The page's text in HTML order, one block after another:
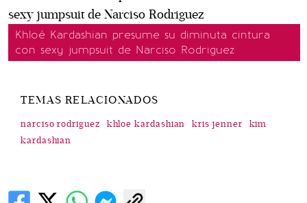
Khloé Kardashian presume su diminuta cintura
con sexy jumpsuit de Narciso Rodriguez
TEMAS RELACIONADOS
narciso rodriguez khloe kardashian kris jenner
kim
kardashian